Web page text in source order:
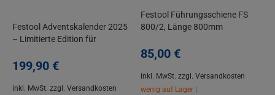
Festool Adventskalender 2025
– Limitierte Edition für
199,90 €
inkl. MwSt. zzgl. Versandkosten
Festool Führungsschiene FS
800/2, Länge 800mm
85,00 €
inkl. MwSt. zzgl. Versandkosten
wenig auf Lager |